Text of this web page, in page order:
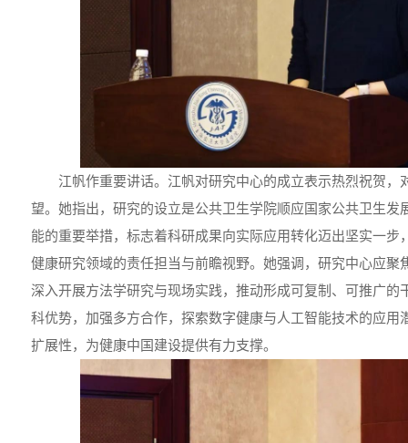
江帆作重要讲话。江帆对研究中心的成立表示热烈祝贺，
望。她指出，研究的设立是公共卫生学院顺应国家公共卫生发
能的重要举措，标志着科研成果向实际应用转化迈出坚实一步
健康研究领域的责任担当与前瞻视野。她强调，研究中心应聚
深入开展方法学研究与现场实践，推动形成可复制、可推广的
科优势，加强多方合作，探索数字健康与人工智能技术的应用
扩展性，为健康中国建设提供有力支撑。